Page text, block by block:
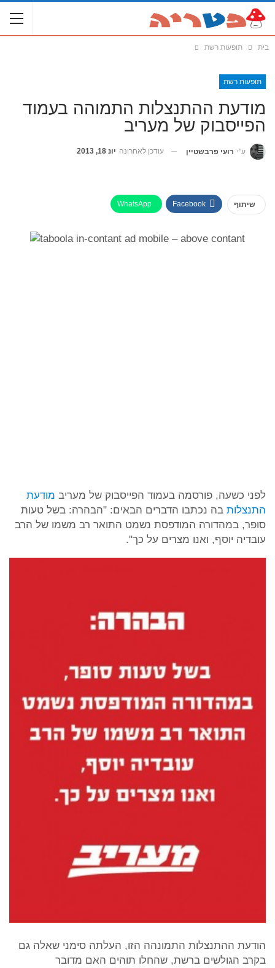
בית תופעות רשת
תופעות רשת
מודעת ההתנצלות התמוהה בעמוד
הפייסבוק של מעריב
ע"י רועי פרבשטיין עודכן לאחרונה יונ 18, 2013
שיתוף Facebook
WhatsApp
לפני כשעה, פורסמה בעמוד הפייסבוק של מעריב מודעת
התנצלות בה נכתבו הדברים הבאים: "הבהרה: בשל טעות
סופר, במהדורה המודפסת נשמט התואר רב משמו של הרב
עובדיה יוסף, ואנו מצרים על כך".
הודעת ההתנצלות התמונהה הזו, העלתה סימני שאלה גם
בקרב הגולשים ברשת, שהחלו תוהים האם מדובר